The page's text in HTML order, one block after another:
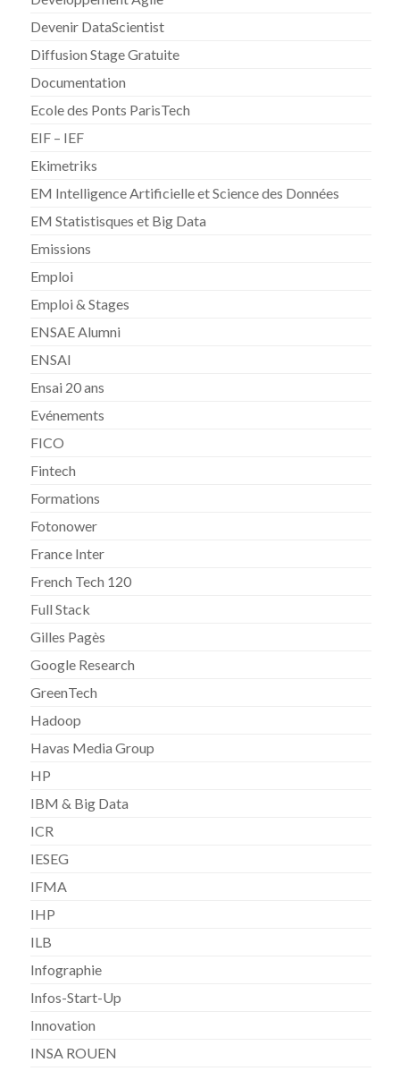
Devenir DataScientist
Diffusion Stage Gratuite
Documentation
Ecole des Ponts ParisTech
EIF – IEF
Ekimetriks
EM Intelligence Artificielle et Science des Données
EM Statistisques et Big Data
Emissions
Emploi
Emploi & Stages
ENSAE Alumni
ENSAI
Ensai 20 ans
Evénements
FICO
Fintech
Formations
Fotonower
France Inter
French Tech 120
Full Stack
Gilles Pagès
Google Research
GreenTech
Hadoop
Havas Media Group
HP
IBM & Big Data
ICR
IESEG
IFMA
IHP
ILB
Infographie
Infos-Start-Up
Innovation
INSA ROUEN